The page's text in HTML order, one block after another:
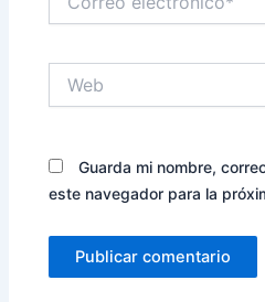
electrónico*
Guarda mi nombre,
este navegador para la